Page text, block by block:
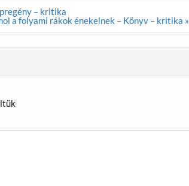
– kritika
a folyami rákok énekelnek – Könyv – kritika »